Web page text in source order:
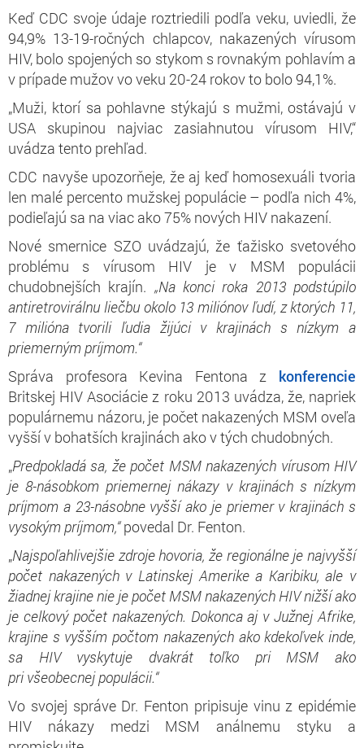
Keď CDC svoje údaje roztriedili podľa veku, uviedli, že
94,9% 13-19-ročných chlapcov, nakazených vírusom
HIV, bolo spojených so stykom s rovnakým pohlavím a
v prípade mužov vo veku 20-24 rokov to bolo 94,1%.
„Muži, ktorí sa pohlavne stýkajú s mužmi, ostávajú v
USA skupinou najviac zasiahnutou vírusom HIV,“
uvádza tento prehľad.
CDC navyše upozorňeje, že aj keď homosexuáli tvoria
len malé percento mužskej populácie – podľa nich 4%,
podieľajú sa na viac ako 75% nových HIV nakazení.
Nové smernice SZO uvádzajú, že ťažisko svetového
problému s vírusom HIV je v MSM populácii
chudobnejších krajín. „Na konci roka 2013 podstúpilo
antiretrovirálnu liečbu okolo 13 miliónov ľudí, z ktorých 11,
7 milióna tvorili ľudia žijúci v krajinách s nízkym a
priemerným príjmom.“
Správa profesora Kevina Fentona z konferencie
Britskej HIV Asociácie z roku 2013 uvádza, že, napriek
populárnemu názoru, je počet nakazených MSM oveľa
vyšší v bohatších krajinách ako v tých chudobných.
„Predpokladá sa, že počet MSM nakazených vírusom HIV
je 8-násobkom priemernej nákazy v krajinách s nízkym
príjmom a 23-násobne vyšší ako je priemer v krajinách s
vysokým príjmom,“povedal Dr. Fenton.
„Najspoľahlivejšie zdroje hovoria, že regionálne je najvyšší
počet nakazených v Latinskej Amerike a Karibiku, ale v
žiadnej krajine nie je počet MSM nakazených HIV nižší ako
je celkový počet nakazených. Dokonca aj v Južnej Afrike,
krajine s vyšším počtom nakazených ako kdekoľvek inde,
sa HIV vyskytuje dvakrát toľko pri MSM ako
pri všeobecnej populácii.“
Vo svojej správe Dr. Fenton pripisuje vinu z epidémie
HIV nákazy medzi MSM análnemu styku a